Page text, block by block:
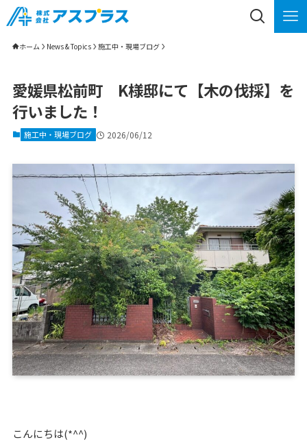
ホーム News & Topics 施工中・現場ブログ
愛媛県松前町 K様邸にて【木の伐採】を
行いました！
施工中・現場ブログ 2026/06/12
こんにちは(*^^)